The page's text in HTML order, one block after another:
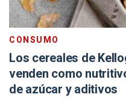
CONSUMO
Los cereales de
venden como
de azúcar y aditivos